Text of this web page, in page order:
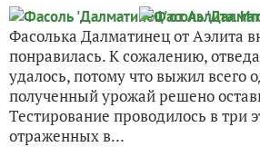
Фасолька Далматинец от Аэлита
понравилась. К сожалению,
удалось, потому что выжил всего
полученный урожай решено
Тестирование проводилось в три
отраженных в...